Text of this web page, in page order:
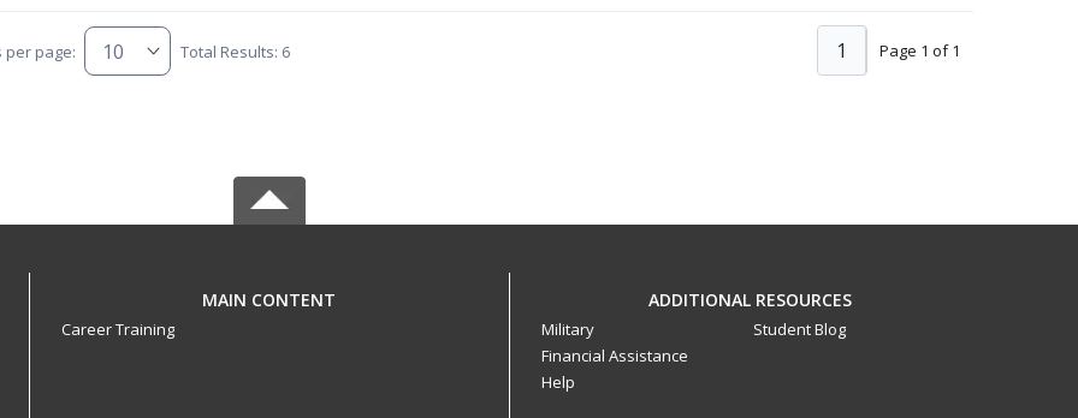
per page: Total Results: 6 Page 1 of 1
1
MAIN CONTENT
Career Training
ADDITIONAL RESOURCES
Military
Financial Assistance
Help
Student Blog